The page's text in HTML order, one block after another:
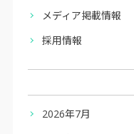
メディア掲載情報
採用情報
2026年7月